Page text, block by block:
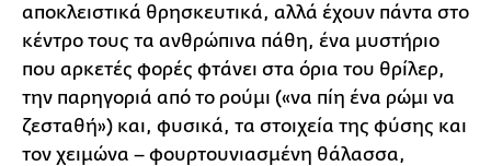
αποκλειστικά θρησκευτικά, αλλά έχουν πάντα στο
κέντρο τους τα ανθρώπινα πάθη, ένα μυστήριο
που αρκετές φορές φτάνει στα όρια του θρίλερ,
την παρηγοριά από το ρούμι («να πίη ένα ρώμι να
ζεσταθή») και, φυσικά, τα στοιχεία της φύσης και
τον χειμώνα – φουρτουνιασμένη θάλασσα,